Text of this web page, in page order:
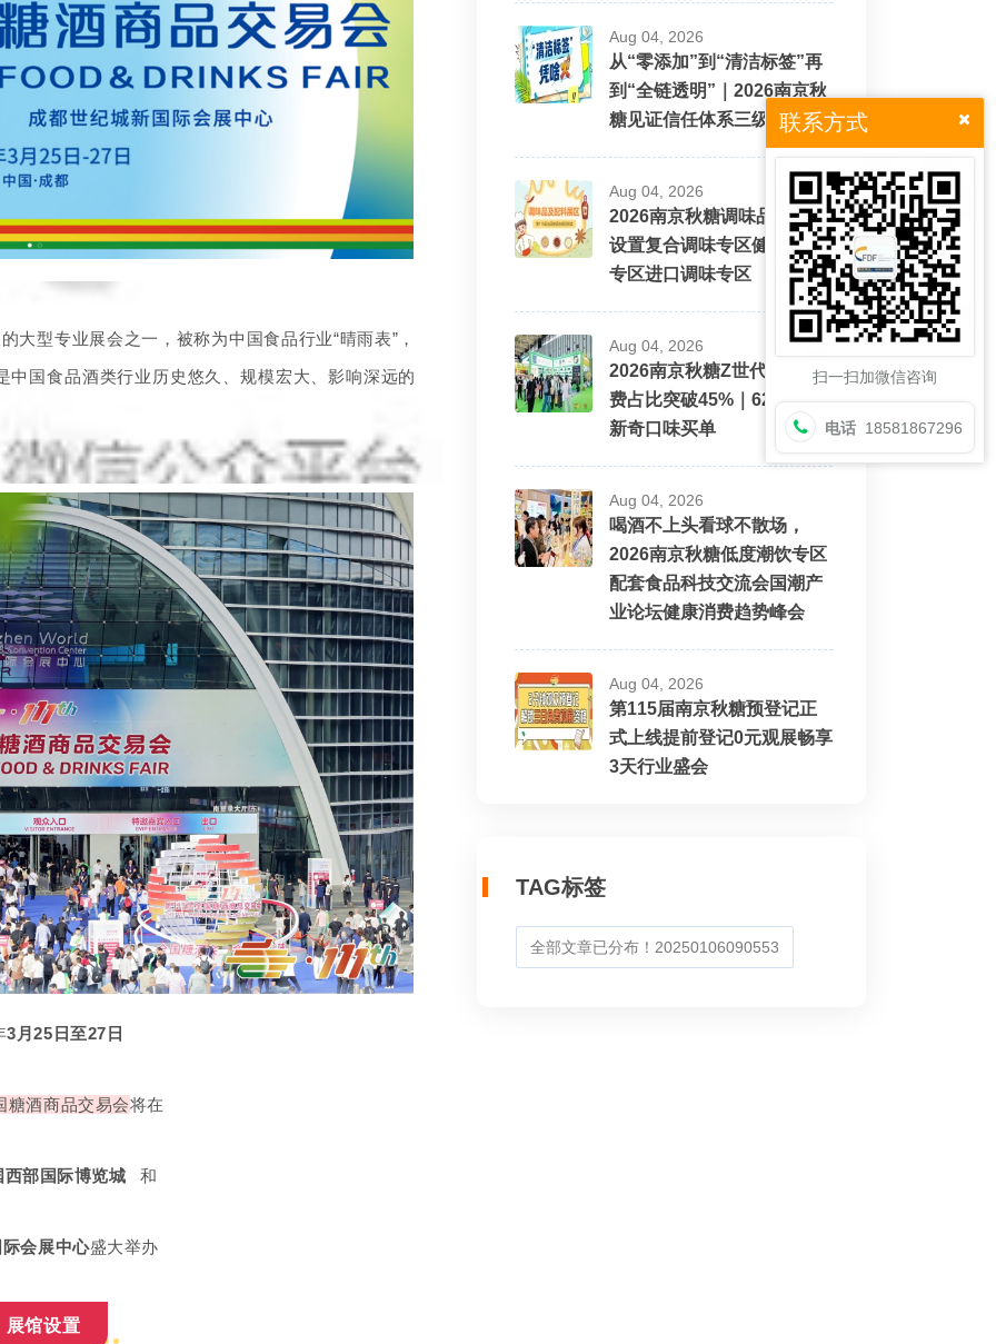
大型专业展会之一，被称为中国食品行业“晴雨表”，
国食品酒类行业历史悠久、规模宏大、影响深远的
3月25日至27日
糖酒商品交易会将在
西部国际博览城 和
会展中心盛大举办
展馆设置
Aug 04, 2026
从“零添加”到“清洁标签”再
到“全链透明”｜2026南京秋
糖见证信任体系三级跳
Aug 04, 2026
2026南京秋糖调味品展区将
设置复合调味专区健康配料
专区进口调味专区
Aug 04, 2026
2026南京秋糖Z世代酒水消
费占比突破45%｜62%愿为
新奇口味买单
Aug 04, 2026
喝酒不上头看球不散场，
2026南京秋糖低度潮饮专区
配套食品科技交流会国潮产
业论坛健康消费趋势峰会
Aug 04, 2026
第115届南京秋糖预登记正
式上线提前登记0元观展畅享
3天行业盛会
TAG标签
全部文章已分布！20250106090553
联系方式
扫一扫加微信咨询
电话 18581867296